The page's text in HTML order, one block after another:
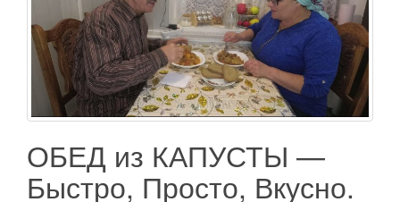
/
С
к
р
ы
ОБЕД из КАПУСТЫ —
Быстро, Просто, Вкусно.